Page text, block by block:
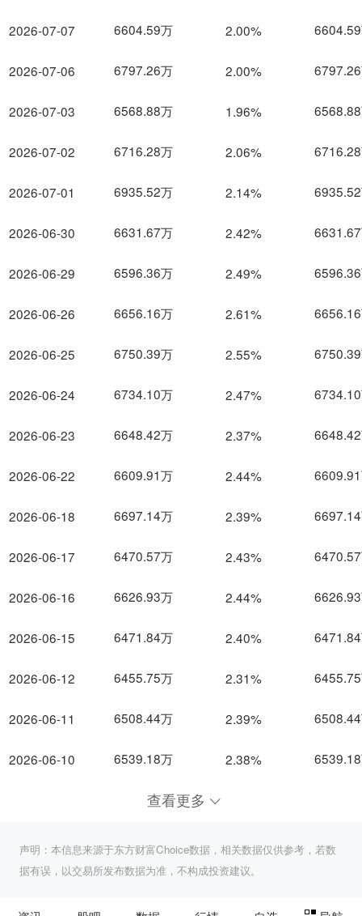
2026-07-07
2026-07-06
2026-07-03
2026-07-02
2026-07-01
2026-06-30
2026-06-29
2026-06-26
2026-06-25
2026-06-24
2026-06-23
2026-06-22
2026-06-18
2026-06-17
2026-06-16
2026-06-15
2026-06-12
2026-06-11
2026-06-10
6604.59万 2.00%
6797.26万 2.00%
6568.88万 1.96%
6716.28万 2.06%
6935.52万 2.14%
6631.67万 2.42%
6596.36万 2.49%
6656.16万 2.61%
6750.39万 2.55%
6734.10万 2.47%
6648.42万 2.37%
6609.91万 2.44%
6697.14万 2.39%
6470.57万 2.43%
6626.93万 2.44%
6471.84万 2.40%
6455.75万 2.31%
6508.44万 2.39%
6539.18万 2.38%
查看更多
声明：本信息来源于东方财富Choice数据，相关数据仅供参考，若数
据有误，以交易所发布数据为准，不构成投资建议。